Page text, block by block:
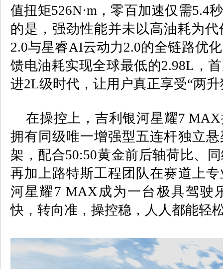
值扭矩526N·m ，零百加速仅需5.4
的是，强劲性能并未以高油耗为
2.0与星睿AI云动力2.0的全链路优
馈电油耗实现全球最低的2.98L ，
进2L级时代，让用户真正享受“两
在操控上，吉利银河星耀7 MAX
拥有同级唯一增强型五连杆独立
架，配合50:50黄金前后轴荷比、
再加上路特斯工程团队在赛道上
河星耀7 MAX 成为一台极具驾驶
快，转向准，操控稳，人人都能轻